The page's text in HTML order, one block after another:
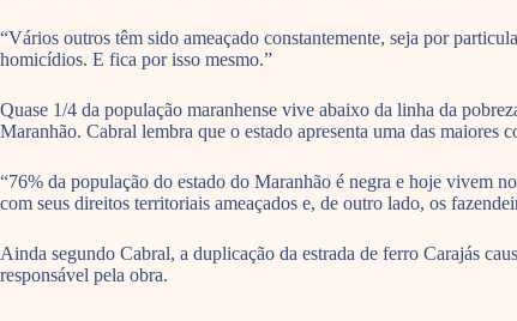
“Vários outros têm sido ameaçado constantemente, seja por
homicídios. E fica por isso mesmo.”
Quase 1/4 da população maranhense vive abaixo da linha da
Maranhão. Cabral lembra que o estado apresenta uma das maiores
“76% da população do estado do Maranhão é negra e hoje vivem
com seus direitos territoriais ameaçados e, de outro lado, os
Ainda segundo Cabral, a duplicação da estrada de ferro Carajás
responsável pela obra.